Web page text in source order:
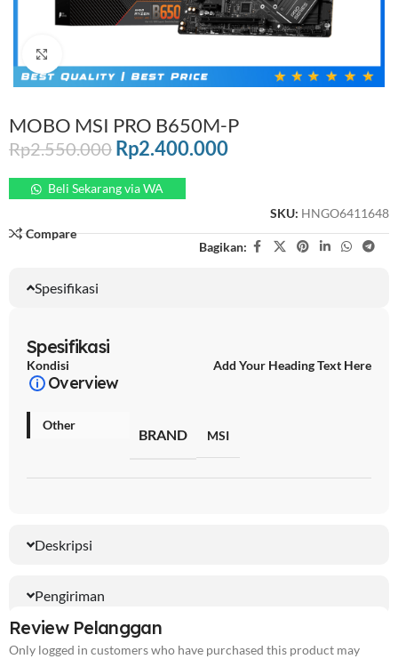
MOBO MSI PRO B650M-P
Rp2.550.000 Rp2.400.000
Beli Sekarang via WA
SKU: HNGO6411648
Compare
Bagikan:
Spesifikasi
Spesifikasi
Kondisi Add Your Heading Text Here
Overview
Other
BRAND MSI
Deskripsi
Pengiriman
Review Pelanggan
Only logged in customers who have purchased this product may